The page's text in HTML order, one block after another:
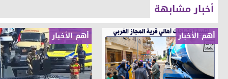
أخبار مشابهة
أهم الأخبار أهم الأخبار